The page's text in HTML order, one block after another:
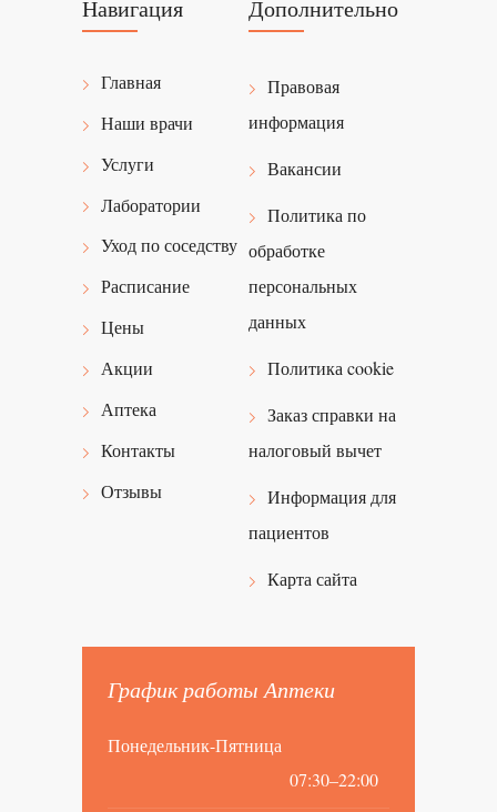
Навигация
Главная
Наши врачи
Услуги
Лаборатории
Уход по соседству
Расписание
Цены
Акции
Аптека
Контакты
Отзывы
Дополнительно
Правовая
информация
Вакансии
Политика по
обработке
персональных
данных
Политика cookie
Заказ справки на
налоговый вычет
Информация для
пациентов
Карта сайта
График работы Аптеки
Понедельник-Пятница
07:30–22:00